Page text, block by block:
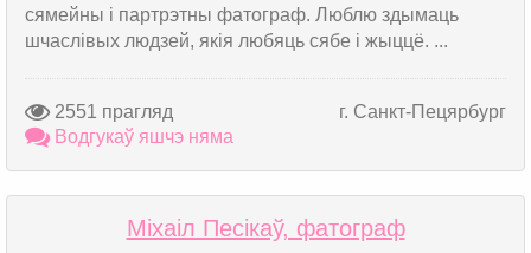
сямейны і партрэтны фатограф. Люблю здымаць
шчаслівых людзей, якія любяць сябе і жыццё. ...
2551 прагляд
г. Санкт-Пецярбург
Водгукаў яшчэ няма
Міхаіл Песікаў, фатограф